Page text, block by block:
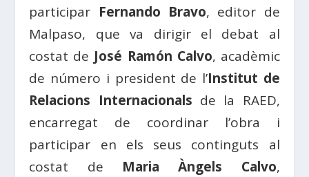
participar Fernando Bravo, editor de
Malpaso, que va dirigir el debat al
costat de José Ramón Calvo, acadèmic
de número i president de l’Institut de
Relacions Internacionals de la RAED,
encarregat de coordinar l’obra i
participar en els seus continguts al
costat de Maria Àngels Calvo,